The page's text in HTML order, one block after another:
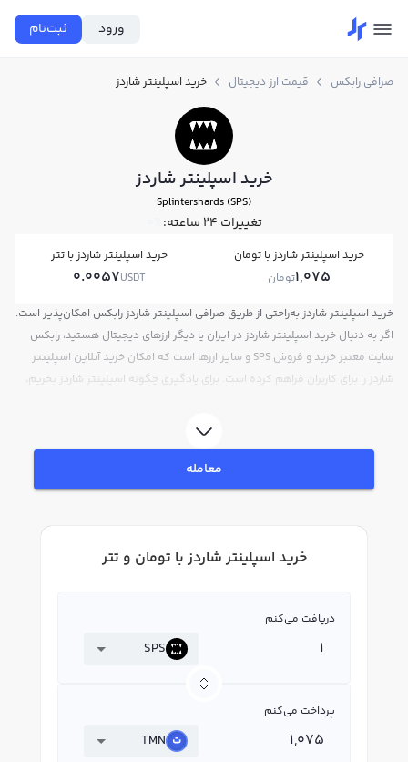
ورود ثبت‌نام
صرافی رابکس قیمت ارز دیجیتال خرید اسپلینتر شاردز
خرید اسپلینتر شاردز
Splintershards (SPS)
تغییرات ۲۴ ساعته: 0%
خرید اسپلینتر شاردز با تومان
1,075تومان
خرید اسپلینتر شاردز با تتر
0.0057USDT
خرید اسپلینتر شاردز به‌راحتی از طریق صرافی اسپلینتر شاردز رابکس امکان‌پذیر است.
اگر به دنبال خرید اسپلینتر شاردز در ایران یا دیگر ارزهای دیجیتال هستید، رابکس
سایت معتبر خرید و فروش SPS و سایر ارزها است که امکان خرید آنلاین اسپلینتر
شاردز را برای کاربران فراهم کرده است. برای یادگیری چگونه اسپلینتر شاردز بخریم،
هویت، به خرید و فروش اسپلینتر شاردز SPS بپردازید. در بازار رابکس، قیمت لحظه‌ای،
نمودار و امکانات فروش اسپلینتر شاردز نیز در دسترس شما قرار دارد تا بتوانید
تصمیمات بهتری در معاملات خود بگیرید.معامله
خرید اسپلینتر شاردز با تومان و تتر
دریافت می‌کنم
SPS
پرداخت می‌کنم
TMN